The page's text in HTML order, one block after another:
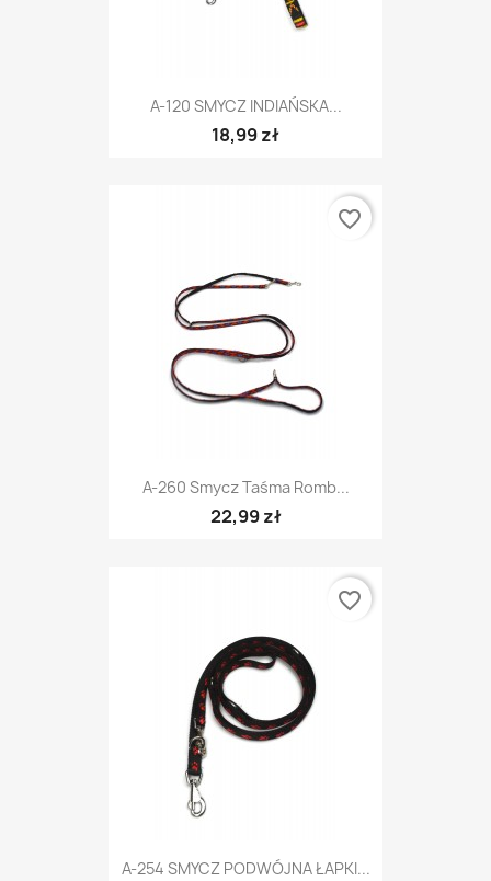
A-120 SMYCZ INDIAŃSKA...
18,99 zł
A-260 Smycz Taśma Romb...
22,99 zł
favorite_border
A-254 SMYCZ PODWÓJNA ŁAPKI...
favorite_border